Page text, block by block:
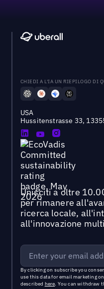
CHIEDI A L'IA UN RIEPILOGO DI
USA
Hussitenstrasse 33,
Unisciti a oltre
per rimanere
ricerca locale,
all'innovazione
By clicking on subscribe you
use this data for email marketing
described here. You can withdraw